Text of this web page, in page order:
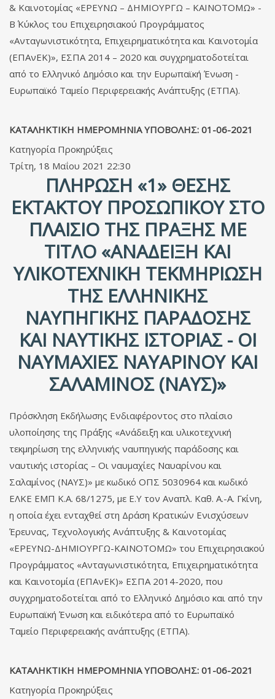
& Καινοτομίας «ΕΡΕΥΝΩ – ΔΗΜΙΟΥΡΓΩ – ΚΑΙΝΟΤΟΜΩ» -
Β΄ Κύκλος του Επιχειρησιακού Προγράμματος
«Ανταγωνιστικότητα, Επιχειρηματικότητα και Καινοτομία
(ΕΠΑνΕΚ)», ΕΣΠΑ 2014 – 2020 και συγχρηματοδοτείται
από το Ελληνικό Δημόσιο και την Ευρωπαϊκή Ένωση -
Ευρωπαϊκό Ταμείο Περιφερειακής Ανάπτυξης (ΕΤΠΑ).
ΚΑΤΑΛΗΚΤΙΚΗ ΗΜΕΡΟΜΗΝΙΑ ΥΠΟΒΟΛΗΣ: 01-06-2021
Κατηγορία Προκηρύξεις
Τρίτη, 18 Μαΐου 2021 22:30
ΠΛΉΡΩΣΗ «1» ΘΈΣΗΣ
ΈΚΤΑΚΤΟΥ ΠΡΟΣΩΠΙΚΟΎ ΣΤΟ
ΠΛΑΊΣΙΟ ΤΗΣ ΠΡΆΞΗΣ ΜΕ
ΤΊΤΛΟ «ΑΝΆΔΕΙΞΗ ΚΑΙ
ΥΛΙΚΟΤΕΧΝΙΚΉ ΤΕΚΜΗΡΊΩΣΗ
ΤΗΣ ΕΛΛΗΝΙΚΉΣ
ΝΑΥΠΗΓΙΚΉΣ ΠΑΡΆΔΟΣΗΣ
ΚΑΙ ΝΑΥΤΙΚΉΣ ΙΣΤΟΡΊΑΣ - ΟΙ
ΝΑΥΜΑΧΊΕΣ ΝΑΥΑΡΊΝΟΥ ΚΑΙ
ΣΑΛΑΜΊΝΟΣ (ΝΑΥΣ)»
Πρόσκληση Εκδήλωσης Ενδιαφέροντος στο πλαίσιο
υλοποίησης της Πράξης «Ανάδειξη και υλικοτεχνική
τεκμηρίωση της ελληνικής ναυπηγικής παράδοσης και
ναυτικής ιστορίας – Οι ναυμαχίες Ναυαρίνου και
Σαλαμίνος (ΝΑΥΣ)» με κωδικό ΟΠΣ 5030964 και κωδικό
ΕΛΚΕ ΕΜΠ Κ.Α. 68/1275, με Ε.Υ τον Αναπλ. Καθ. Α.-Α. Γκίνη,
η οποία έχει ενταχθεί στη Δράση Κρατικών Ενισχύσεων
Έρευνας, Τεχνολογικής Ανάπτυξης & Καινοτομίας
«ΕΡΕΥΝΩ-ΔΗΜΙΟΥΡΓΩ-ΚΑΙΝΟΤΟΜΩ» του Επιχειρησιακού
Προγράμματος «Ανταγωνιστικότητα, Επιχειρηματικότητα
και Καινοτομία (ΕΠΑνΕΚ)» ΕΣΠΑ 2014-2020, που
συγχρηματοδοτείται από το Ελληνικό Δημόσιο και από την
Ευρωπαϊκή Ένωση και ειδικότερα από το Ευρωπαϊκό
Ταμείο Περιφερειακής ανάπτυξης (ΕΤΠΑ).
ΚΑΤΑΛΗΚΤΙΚΗ ΗΜΕΡΟΜΗΝΙΑ ΥΠΟΒΟΛΗΣ: 01-06-2021
Κατηγορία Προκηρύξεις